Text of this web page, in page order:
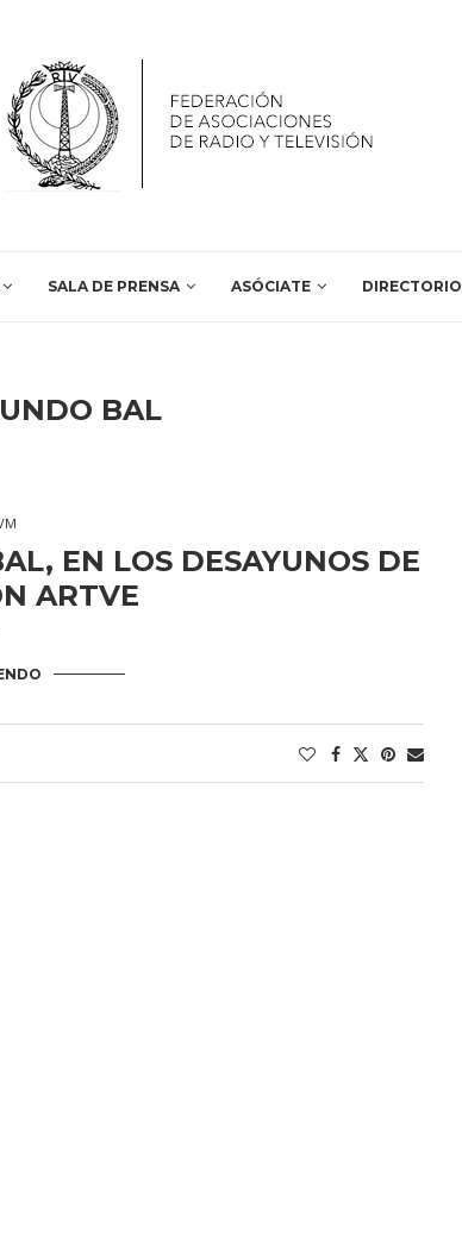
SALA DE PRENSA ASÓCIATE DIRECTORIO
BAL
EN LOS DESAYUNOS DE
ARTVE